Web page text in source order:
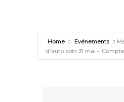
Home Evénements
d’auto soin 31 mai –